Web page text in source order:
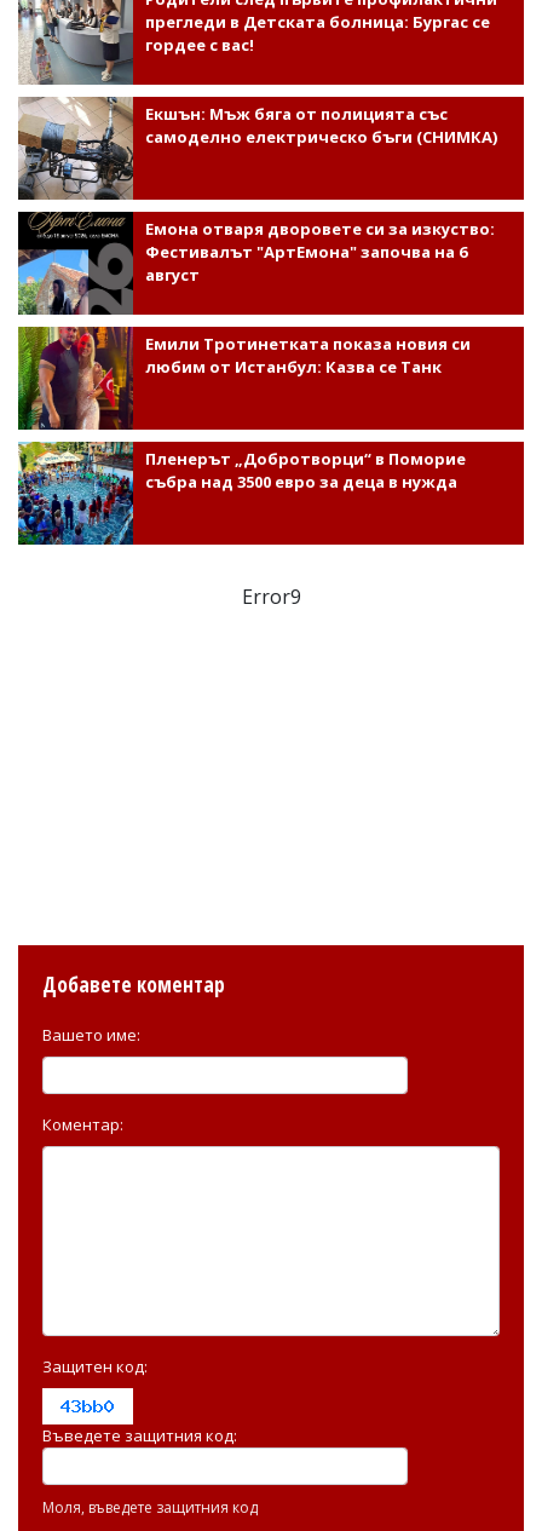
прегледи в Детската болница: Бургас се
гордее с вас!
Екшън: Мъж бяга от полицията със
самоделно електрическо бъги (СНИМКА)
Емона отваря дворовете си за изкуство:
Фестивалът "АртЕмона" започва на 6
август
Емили Тротинетката показа новия си
любим от Истанбул: Казва се Танк
Пленерът „Добротворци“ в Поморие
събра над 3500 евро за деца в нужда
Error9
Добавете коментар
Вашето име:
Коментар:
Защитен код:
Въведете защитния код:
Моля, въведете защитния код